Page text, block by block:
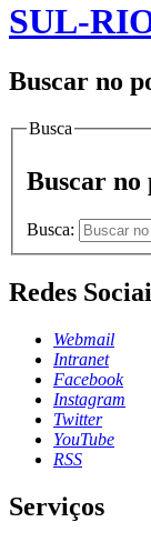
SUL-
Buscar no
Busca
Buscar no
Busca:
Redes
Webmail
Intranet
Facebook
Instagram
Twitter
YouTube
RSS
Serviços